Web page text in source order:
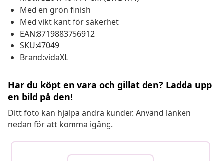
Med en grön finish
Med vikt kant för säkerhet
EAN:8719883756912
SKU:47049
Brand:vidaXL
Har du köpt en vara och gillat den? Ladda upp
en bild på den!
Ditt foto kan hjälpa andra kunder. Använd länken
nedan för att komma igång.